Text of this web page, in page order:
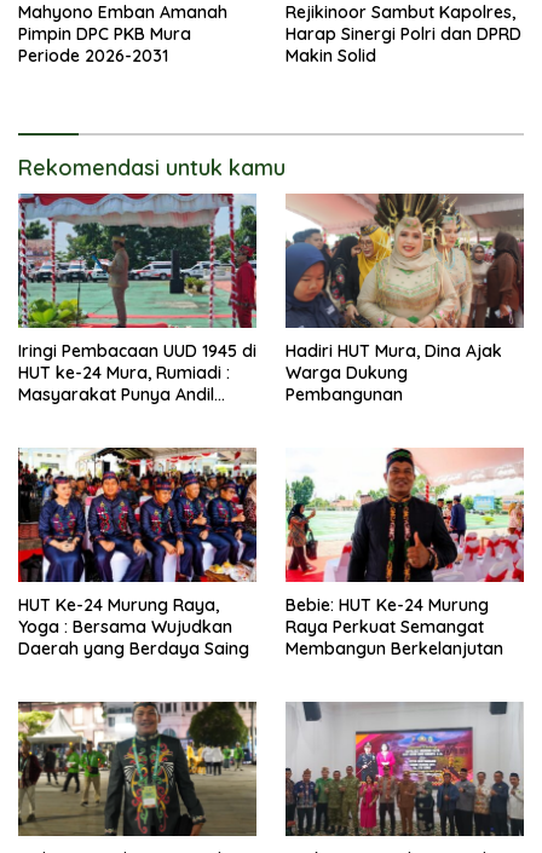
Mahyono Emban Amanah
Pimpin DPC PKB Mura
Periode 2026-2031
Rejikinoor Sambut Kapolres,
Harap Sinergi Polri dan DPRD
Makin Solid
Rekomendasi untuk kamu
Iringi Pembacaan UUD 1945 di
HUT ke-24 Mura, Rumiadi :
Masyarakat Punya Andil
Hadiri HUT Mura, Dina Ajak
Warga Dukung
Pembangunan
HUT Ke-24 Murung Raya,
Yoga : Bersama Wujudkan
Daerah yang Berdaya Saing
Bebie: HUT Ke-24 Murung
Raya Perkuat Semangat
Membangun Berkelanjutan